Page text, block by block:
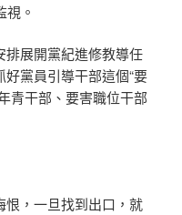
。
排展開黨紀進修教導任
黨員引導干部這個“要
青干部、要害職位干部
恨，一旦找到出口，就